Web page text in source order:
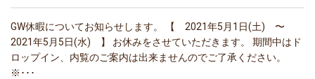
GW休暇についてお知らせします。 【 2021年5月1日(土) 〜
2021年5月5日(水) 】 お休みをさせていただきます。 期間中はド
ロップイン、内覧のご案内は出来ませんのでご了承ください。
※･･･